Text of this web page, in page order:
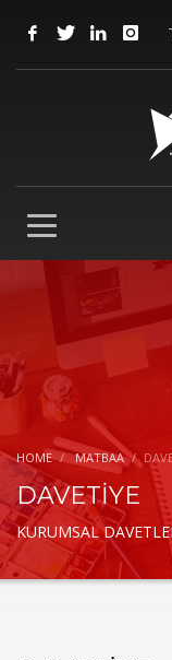
HOME MATBAA
DAVETİYE
KURUMSAL